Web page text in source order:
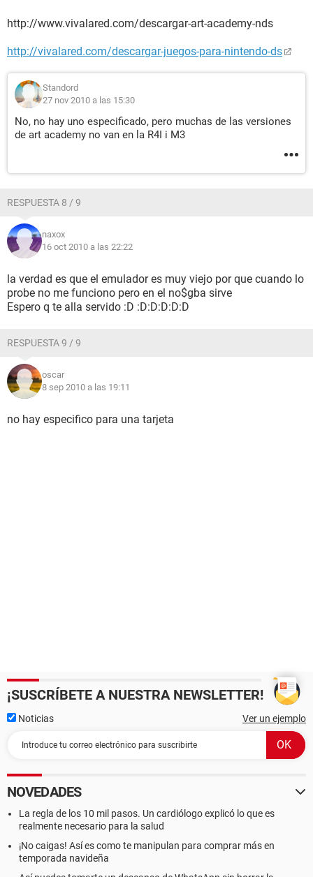
http://www.vivalared.com/descargar-art-academy-nds
http://vivalared.com/descargar-juegos-para-nintendo-ds
Standord
27 nov 2010 a las 15:30
No, no hay uno especificado, pero muchas de las versiones
de art academy no van en la R4I i M3
RESPUESTA 8 / 9
naxox
16 oct 2010 a las 22:22
la verdad es que el emulador es muy viejo por que cuando lo
probe no me funciono pero en el no$gba sirve
Espero q te alla servido :D :D:D:D:D:D
RESPUESTA 9 / 9
oscar
8 sep 2010 a las 19:11
no hay especifico para una tarjeta
¡SUSCRÍBETE A NUESTRA NEWSLETTER!
Noticias Ver un ejemplo
NOVEDADES
La regla de los 10 mil pasos. Un cardiólogo explicó lo que es
realmente necesario para la salud
¡No caigas! Así es como te manipulan para comprar más en
temporada navideña